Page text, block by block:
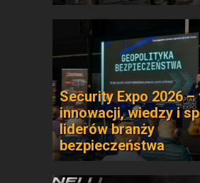
Security Expo 2026
innowacji, wiedzy i
liderów branży
bezpieczeństwa